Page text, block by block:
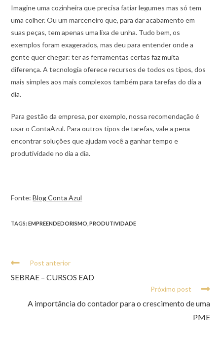
Imagine uma cozinheira que precisa fatiar legumes mas só tem
uma colher. Ou um marceneiro que, para dar acabamento em
suas peças, tem apenas uma lixa de unha. Tudo bem, os
exemplos foram exagerados, mas deu para entender onde a
gente quer chegar: ter as ferramentas certas faz muita
diferença. A tecnologia oferece recursos de todos os tipos, dos
mais simples aos mais complexos também para tarefas do dia a
dia.
Para gestão da empresa, por exemplo, nossa recomendação é
usar o ContaAzul. Para outros tipos de tarefas, vale a pena
encontrar soluções que ajudam você a ganhar tempo e
produtividade no dia a dia.
Fonte:Blog Conta Azul
TAGS:EMPREENDEDORISMO PRODUTIVIDADE
Post anterior
SEBRAE – CURSOS EAD
Próximo post
A importância do contador para o crescimento de uma
PME